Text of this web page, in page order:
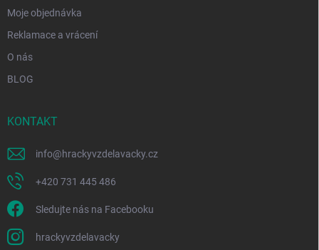
Moje objednávka
Reklamace a vrácení
O nás
BLOG
KONTAKT
info@hrackyvzdelavacky.cz
+420 731 445 486
Sledujte nás na Facebooku
hrackyvzdelavacky